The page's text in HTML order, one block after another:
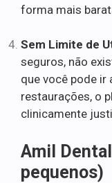
forma mais
Sem Limite de
seguros, não
que você pode ir
restaurações, o
clinicamente
Amil
pequenos)